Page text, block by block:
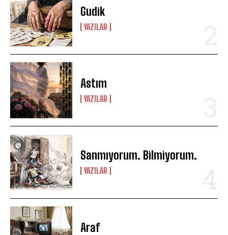
Gudik
YAZILAR
Astım
YAZILAR
Sanmıyorum. Bilmiyorum.
YAZILAR
Araf